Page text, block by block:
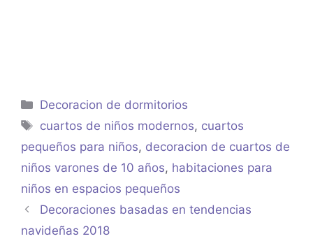
Categorías
Decoracion de dormitorios
Etiquetas
cuartos de niños modernos, cuartos
pequeños para niños, decoracion de cuartos de
niños varones de 10 años, habitaciones para
niños en espacios pequeños
Decoraciones basadas en tendencias
navideñas 2018